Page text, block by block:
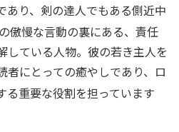
あり、剣の達人でもある側近中
傲慢な言動の裏にある、責任
している人物。彼の若き主人を
者にとっての癒やしであり、ロ
る重要な役割を担っています